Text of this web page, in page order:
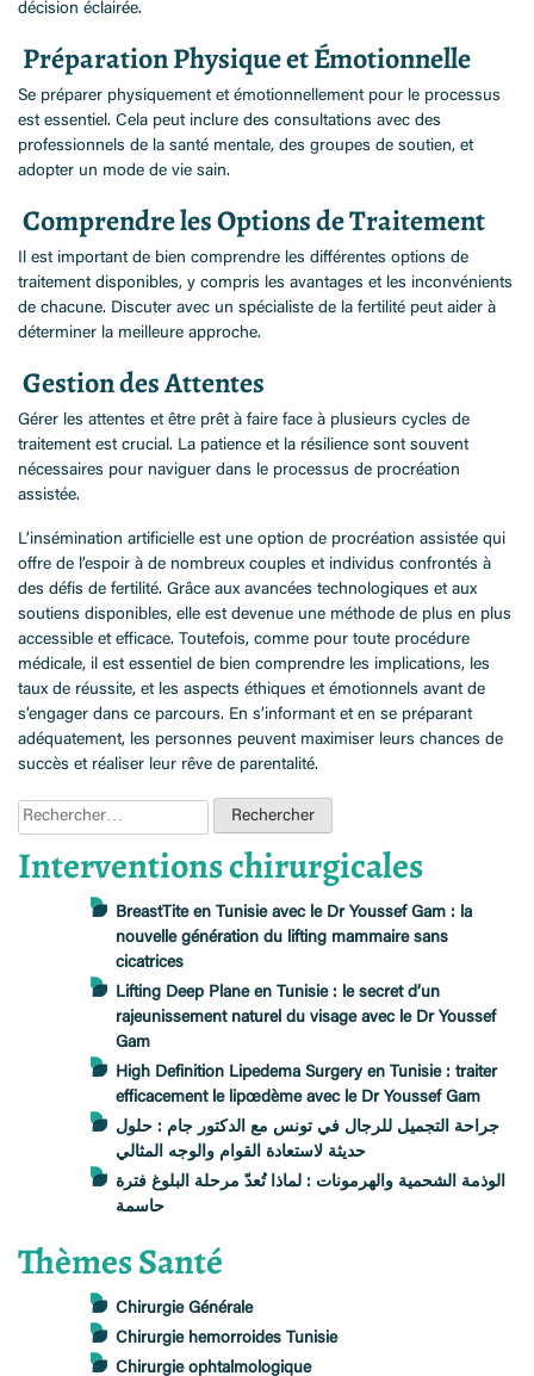
décision éclairée.
Préparation Physique et Émotionnelle
Se préparer physiquement et émotionnellement pour le processus
est essentiel. Cela peut inclure des consultations avec des
professionnels de la santé mentale, des groupes de soutien, et
adopter un mode de vie sain.
Comprendre les Options de Traitement
Il est important de bien comprendre les différentes options de
traitement disponibles, y compris les avantages et les inconvénients
de chacune. Discuter avec un spécialiste de la fertilité peut aider à
déterminer la meilleure approche.
Gestion des Attentes
Gérer les attentes et être prêt à faire face à plusieurs cycles de
traitement est crucial. La patience et la résilience sont souvent
nécessaires pour naviguer dans le processus de procréation
assistée.
L’insémination artificielle est une option de procréation assistée qui
offre de l’espoir à de nombreux couples et individus confrontés à
des défis de fertilité. Grâce aux avancées technologiques et aux
soutiens disponibles, elle est devenue une méthode de plus en plus
accessible et efficace. Toutefois, comme pour toute procédure
médicale, il est essentiel de bien comprendre les implications, les
taux de réussite, et les aspects éthiques et émotionnels avant de
s’engager dans ce parcours. En s’informant et en se préparant
adéquatement, les personnes peuvent maximiser leurs chances de
succès et réaliser leur rêve de parentalité.
Rechercher :
Interventions chirurgicales
BreastTite en Tunisie avec le Dr Youssef Gam : la
nouvelle génération du lifting mammaire sans
cicatrices
Lifting Deep Plane en Tunisie : le secret d’un
rajeunissement naturel du visage avec le Dr Youssef
Gam
High Definition Lipedema Surgery en Tunisie : traiter
efficacement le lipœdème avec le Dr Youssef Gam
جراحة التجميل للرجال في تونس مع الدكتور جام : حلول
حديثة لاستعادة القوام والوجه المثالي
الوذمة الشحمية والهرمونات : لماذا تُعدّ مرحلة البلوغ فترة
حاسمة
Thèmes Santé
Chirurgie Générale
Chirurgie hemorroides Tunisie
Chirurgie ophtalmologique